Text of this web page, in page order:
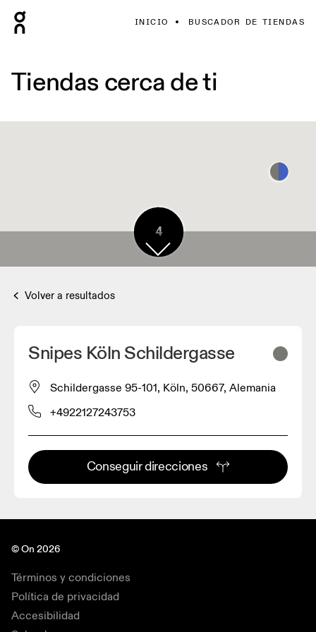
INICIO BUSCADOR DE TIENDAS
Tiendas cerca de ti
4
Volver a resultados
Snipes Köln Schildergasse
Schildergasse 95-101, Köln, 50667, Alemania
+4922127243753
Conseguir direcciones
© On 2026
Términos y condiciones
Política de privacidad
Accesibilidad